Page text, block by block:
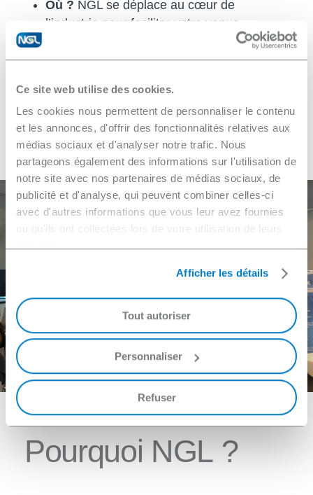
Ce site web utilise des cookies.
Les cookies nous permettent de personnaliser le contenu
et les annonces, d'offrir des fonctionnalités relatives aux
médias sociaux et d'analyser notre trafic. Nous
partageons également des informations sur l'utilisation de
notre site avec nos partenaires de médias sociaux, de
publicité et d'analyse, qui peuvent combiner celles-ci
avec d'autres informations que vous leur avez fournies
ou qu'ils ont collectées lors de votre utilisation de leurs
Afficher les détails
Tout autoriser
Personnaliser
Refuser
Où ? NGL se déplace au cœur de
l’industrie pour faciliter votre venue
Combien ?C’est gratuit
questions/réponses et apéritif dînatoire
Navigate
the
Besoin de nous
contacter ?
Faire une demande
Pourquoi NGL ?